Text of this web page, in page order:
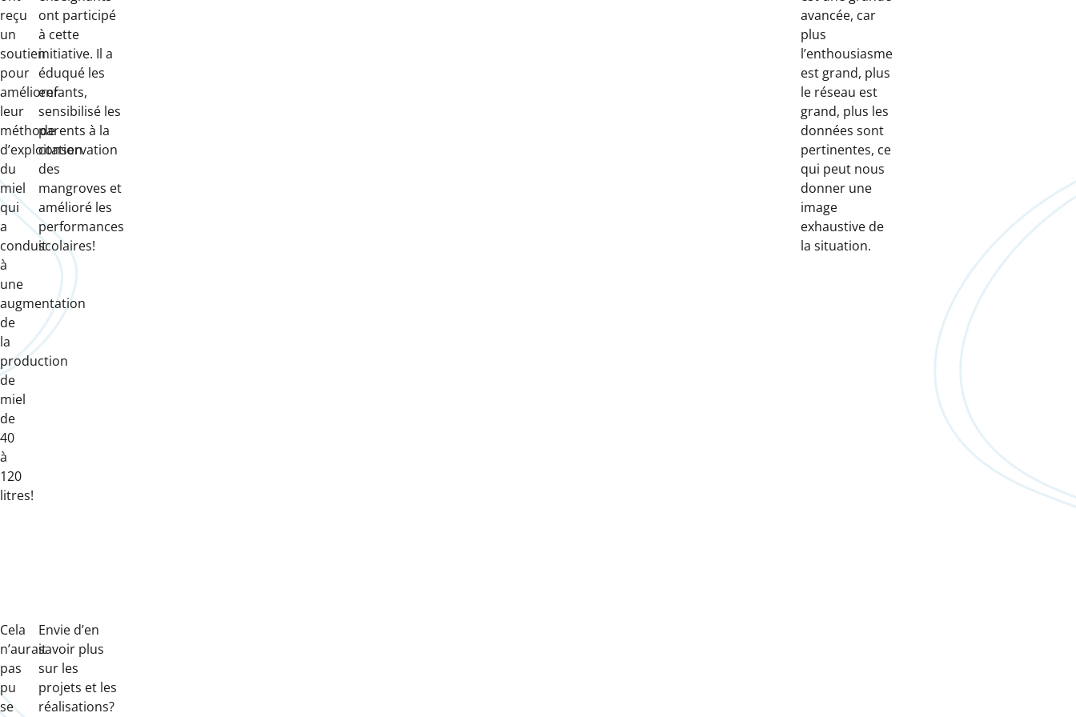
reçu
un
soutien
pour
améliorer
leur
méthode
d’exploitation
du
miel
qui
a
conduit
à
une
augmentation
de
la
production
de
miel
de
40
à
120
litres!
ont participé
à cette
initiative. Il a
éduqué les
enfants,
sensibilisé les
parents à la
conservation
des
mangroves et
amélioré les
performances
scolaires!
avancée, car
plus
l’enthousiasme
est grand, plus
le réseau est
grand, plus les
données sont
pertinentes, ce
qui peut nous
donner une
image
exhaustive de
la situation.
Cela
n’aurait
pas
pu
se
Envie d’en
savoir plus
sur les
projets et les
réalisations?